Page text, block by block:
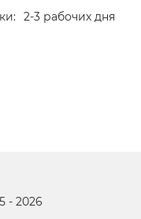
2-3 рабочих дня
- 2026